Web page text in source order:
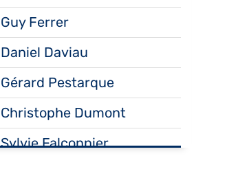
Guy Ferrer
Daniel Daviau
Gérard Pestarque
Christophe Dumont
Sylvie Falconnier